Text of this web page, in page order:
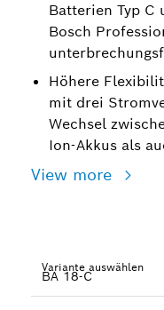
Batterien Typ C
Bosch
Höhere
mit drei
Wechsel
Ion-Akkus als
View more
Variante auswählen